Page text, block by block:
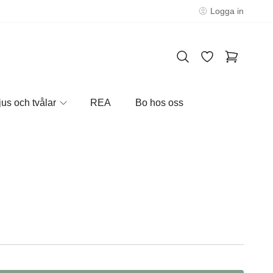
Logga in
och tvålar REA Bo hos oss